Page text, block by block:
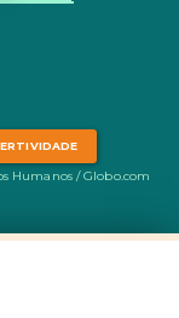
Humanos / Globo.com